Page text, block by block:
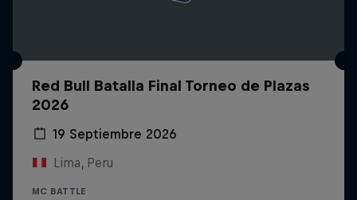
Red Bull Batalla Final Torneo de Plazas
2026
19 Septiembre 2026
Lima, Peru
MC BATTLE